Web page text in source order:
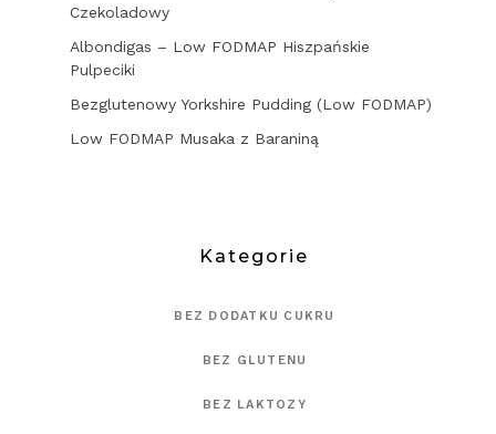
Czekoladowy
Albondigas – Low FODMAP Hiszpańskie
Pulpeciki
Bezglutenowy Yorkshire Pudding (Low FODMAP)
Low FODMAP Musaka z Baraniną
Kategorie
BEZ DODATKU CUKRU
BEZ GLUTENU
BEZ LAKTOZY